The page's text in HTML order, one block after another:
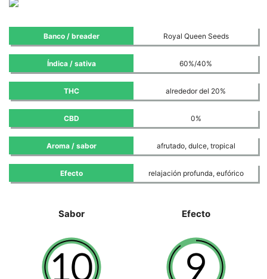
Banco / breader Royal Queen Seeds
Índica / sativa 60%/40%
THC alrededor del 20%
CBD 0%
Aroma / sabor afrutado, dulce, tropical
Efecto relajación profunda, eufórico
Sabor Efecto